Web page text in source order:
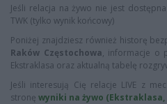
Jeśli relacja na żywo nie jest
TWK (tylko wynik końcowy)
Poniżej znajdziesz również historę
Raków Częstochowa, informacje o
Ekstraklasa oraz aktualną tabelę
Jeśli interesują Cię relacje LIVE z
stronę wyniki na żywo